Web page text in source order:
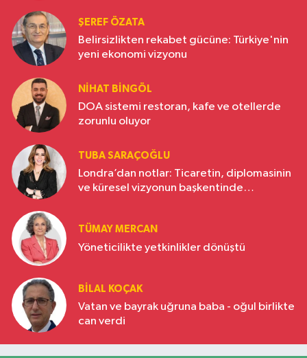
ŞEREF ÖZATA
Belirsizlikten rekabet gücüne: Türkiye'nin
yeni ekonomi vizyonu
NIHAT BINGÖL
DOA sistemi restoran, kafe ve otellerde
zorunlu oluyor
TUBA SARAÇOĞLU
Londra’dan notlar: Ticaretin, diplomasinin
ve küresel vizyonun başkentinde
TÜMAY MERCAN
Yöneticilikte yetkinlikler dönüştü
BILAL KOÇAK
Vatan ve bayrak uğruna baba - oğul birlikte
can verdi